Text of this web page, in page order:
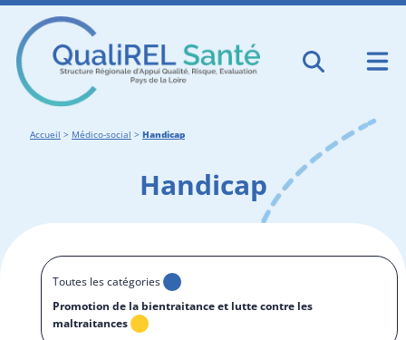
Accueil > Médico-social > Handicap
Handicap
Toutes les catégories
Promotion de la bientraitance et lutte contre les
maltraitances